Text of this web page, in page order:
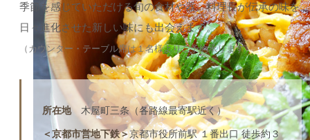
季節を感じていただける旬の食材や器。料理長が伝承の味を
日々進化させた新しい味にも出会えます。
（カウンター・テーブル席は１名様よりご予約承ります）
所在地木屋町三条（各路線最寄駅近く）
＜京都市営地下鉄＞京都市役所前駅 １番出口 徒歩約３